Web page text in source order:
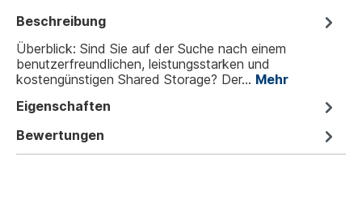
Beschreibung
Überblick: Sind Sie auf der Suche nach einem
benutzerfreundlichen, leistungsstarken und
kostengünstigen Shared Storage? Der… Mehr
Eigenschaften
Bewertungen